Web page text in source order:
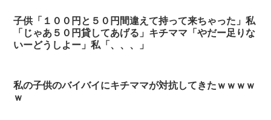
子供「１００円と５０円間違えて持って来ちゃった」私
「じゃあ５０円貸してあげる」キチママ「やだー足りな
いーどうしよー」私「、、、」
私の子供のバイバイにキチママが対抗してきたｗｗｗｗ
ｗ